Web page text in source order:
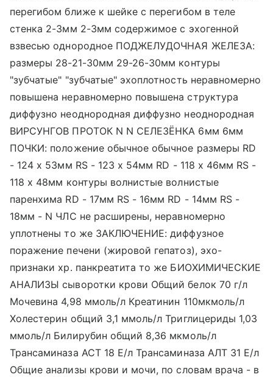
перегибом ближе к шейке с перегибом в теле
стенка 2-3мм 2-3мм содержимое с эхогенной
взвесью однородное ПОДЖЕЛУДОЧНАЯ ЖЕЛЕЗА:
размеры 28-21-30мм 29-26-30мм контуры
"зубчатые" "зубчатые" эхоплотность неравномерно
повышена неравномерно повышена структура
диффузно неоднородная диффузно неоднородная
ВИРСУНГОВ ПРОТОК N N СЕЛЕЗЁНКА 6мм 6мм
ПОЧКИ: положение обычное обычное размеры RD
- 124 х 53мм RS - 123 х 54мм RD - 118 х 46мм RS -
118 х 48мм контуры волнистые волнистые
паренхима RD - 17мм RS - 16мм RD - 14мм RS -
18мм - N ЧЛС не расширены, неравномерно
уплотнены то же ЗАКЛЮЧЕНИЕ: диффузное
поражение печени (жировой гепатоз), эхо-
признаки хр. панкреатита то же БИОХИМИЧЕСКИЕ
АНАЛИЗЫ сыворотки крови Общий белок 70 г/л
Мочевина 4,98 ммоль/л Креатинин 110мкмоль/л
Холестерин общий 3,1 ммоль/л Триглицериды 1,03
ммоль/л Билирубин общий 8,36 мкмоль/л
Трансаминаза АСТ 18 Е/л Трансаминаза АЛТ 31 Е/л
Общие анализы крови и мочи, по словам врача - в